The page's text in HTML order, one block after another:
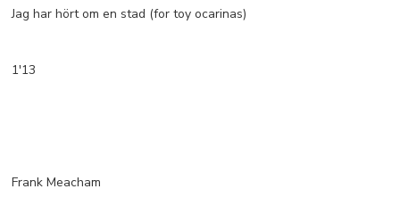
Jag har hört om en stad (for toy ocarinas)
1'13
Frank Meacham